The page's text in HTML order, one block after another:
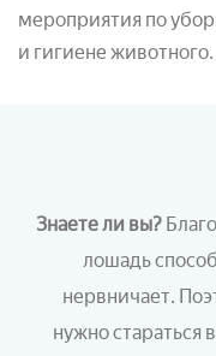
мероприятия по
и гигиене животного.
Знаете ли вы?
лошадь
нервничает.
нужно стараться